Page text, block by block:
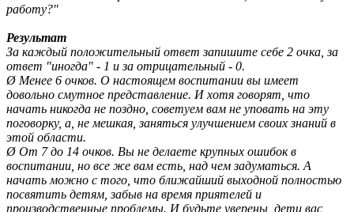
работу?"
Результат
За каждый положительный ответ запишите себе 2 очка, за
ответ "иногда" - 1 и за отрицательный - 0.
Ø Менее 6 очков. О настоящем воспитании вы имеет
довольно смутное представление. И хотя говорят, что
начать никогда не поздно, советуем вам не уповать на эту
поговорку, а, не мешкая, заняться улучшением своих знаний в
этой области.
Ø От 7 до 14 очков. Вы не делаете крупных ошибок в
воспитании, но все же вам есть, над чем задуматься. А
начать можно с того, что ближайший выходной полностью
посвятить детям, забыв на время приятелей и
производственные проблемы. И будьте уверены, дети вас